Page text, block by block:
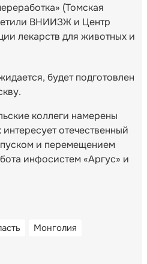
(Томская
ВНИИЗЖ и Центр
лекарств для животных и
будет подготовлен
коллеги намерены
отечественный
и перемещением
инфосистем «Аргус» и
Монголия